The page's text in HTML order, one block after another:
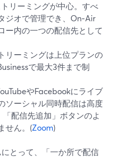
トリーミングが中心。すべ
ジオで管理でき、On‑Air
ー内の一つの配信先として
リーミングは上位プランの
で最大3件まで制
やFacebookにライブ
ソーシャル同時配信は高度
配信先追加」ボタンのよ
せん。(Zoom)
とって、「一か所で配信